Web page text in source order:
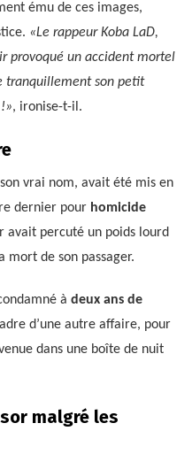
ému de ces images,
«Le rappeur Koba LaD,
provoqué un accident mortel
tranquillement son petit
, ironise-t-il.
vrai nom, avait été mis en
dernier pour homicide
avait percuté un poids lourd
mort de son passager.
à deux ans de
d’une autre affaire, pour
dans une boîte de nuit
malgré les